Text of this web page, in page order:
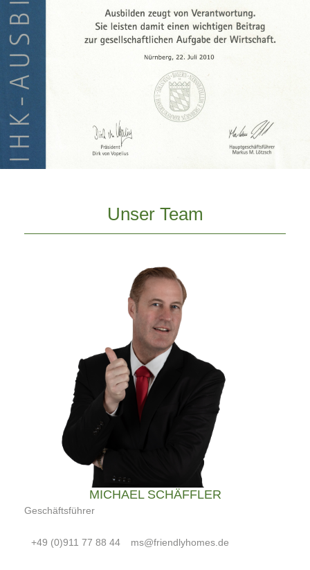
Unser Team
MICHAEL SCHÄFFLER
Geschäftsführer
+49 (0)911 77 88 44 ms@friendlyhomes.de